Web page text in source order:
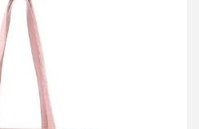
レザートートバッグ